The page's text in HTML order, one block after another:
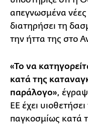
απεγνωσμένα νέες
διατηρήσει τη
την ήττα της στο
«Το να
κατά της
παράλογο»,
ΕΕ έχει
παγκοσμίως κατά